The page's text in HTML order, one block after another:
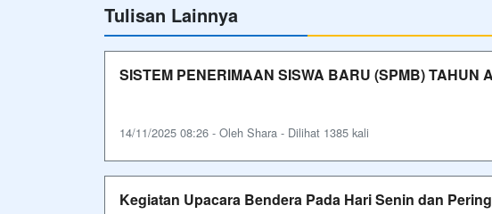
Tulisan Lainnya
SISTEM PENERIMAAN SISWA BARU (SPMB) TAHUN
14/11/2025 08:26 - Oleh Shara - Dilihat 1385 kali
Kegiatan Upacara Bendera Pada Hari Senin dan